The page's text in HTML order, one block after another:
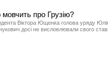
про Грузію?
Віктора Ющенка голова уряду
досі не висловлювали свого